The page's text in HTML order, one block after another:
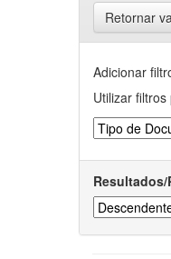
Retornar
Adicionar
Utilizar
Resultados/